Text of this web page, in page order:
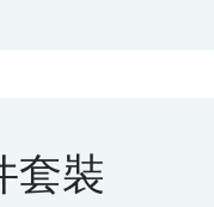
套裝